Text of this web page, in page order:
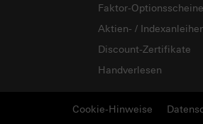
Faktor-Optionsscheine
Aktien- /
Discount-Zertifikate
Handverlesen
Cookie-Hinweise